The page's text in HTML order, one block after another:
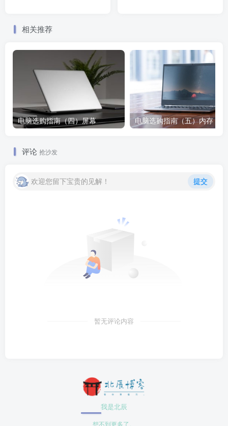
相关推荐
电脑选购指南（四）屏幕 电脑选购指南（五）内存
评论 抢沙发
欢迎您留下宝贵的见解！ 提交
暂无评论内容
我是北辰
想不到更多了。